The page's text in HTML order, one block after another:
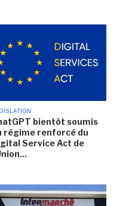
bientôt soumis
régime renforcé du
Service Act de